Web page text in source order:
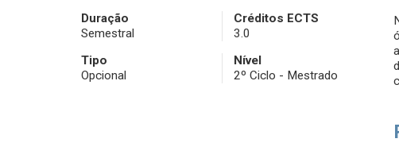
Duração
Semestral
Créditos ECTS
3.0
Tipo
Opcional
Nível
2º Ciclo - Mestrado